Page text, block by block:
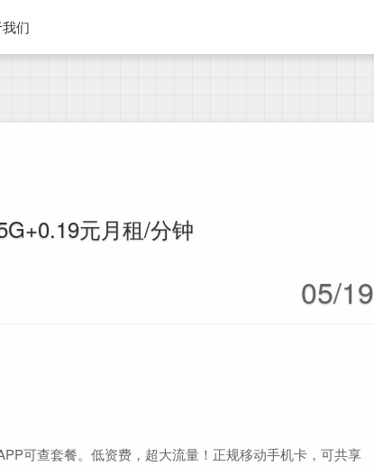
们
元月租/分钟
05/19
可查套餐。低资费，超大流量！正规移动手机卡，可共享